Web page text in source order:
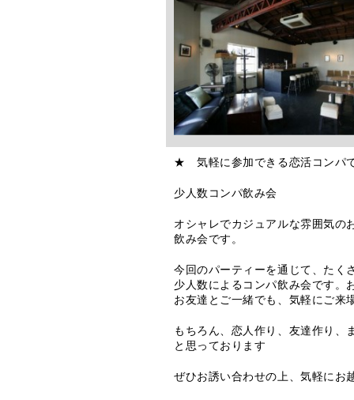
★ 気軽に参加できる恋活コン
少人数コンパ飲み会
オシャレでカジュアルな雰囲気の
飲み会です。
今回のパーティーを通じて、たく
少人数によるコンパ飲み会です。
お友達とご一緒でも、気軽にご来
もちろん、恋人作り、友達作り、
と思っております
ぜひお誘い合わせの上、気軽にお